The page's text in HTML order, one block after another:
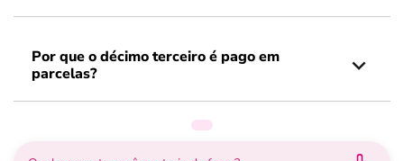
Por que o décimo terceiro é pago em
parcelas?